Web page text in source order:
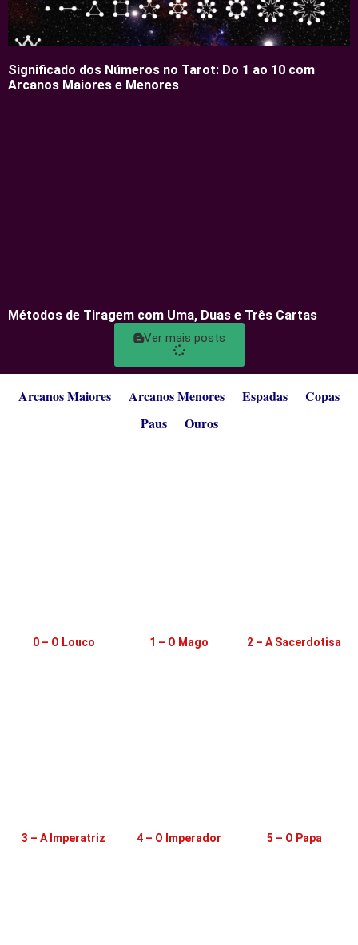
Significado dos Números no Tarot: Do 1 ao 10 com
Arcanos Maiores e Menores
Métodos de Tiragem com Uma, Duas e Três Cartas
Ver mais posts
Arcanos Maiores Arcanos Menores Espadas
Copas
Paus
Ouros
0 – O Louco 1 – O Mago 2 – A Sacerdotisa
3 – A Imperatriz 4 – O Imperador 5 – O Papa